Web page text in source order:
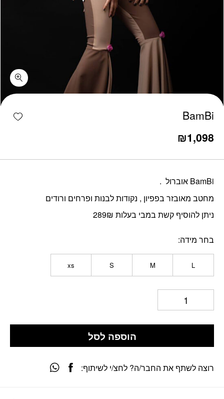
BamBi
₪1,098
BamBi אוברול .
מחטב מאובזר בפפיון , נקודות לבנות ופרחים ורודים
ניתן להוסיף קשת במבי בעלות 289₪
בחר מידה
L
M
S
xs
כמות BamBi
הוספה לסל
רוצה לשתף את החבר/ה? לחצ/י לשיתוף: